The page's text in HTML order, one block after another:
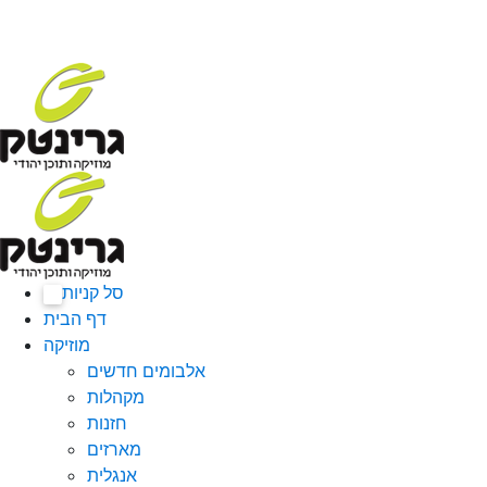
סל קניות
דף הבית
מוזיקה
אלבומים חדשים
מקהלות
חזנות
מארזים
אנגלית